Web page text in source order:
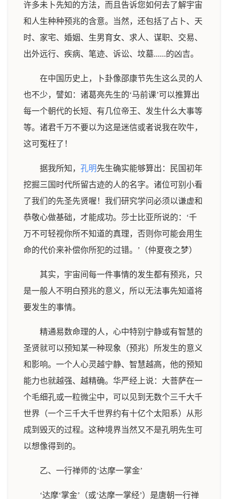
许多未卜先知的方法，而且告诉您如何去了解宇宙
和人生种种预兆的含意。当然，还包括了占卜、天
时、家宅、婚姻、生男育女、求人、谋职、交易、
出外远行、疾病、笔迹、诉讼、坟墓......的凶吉。
在中国历史上，卜卦像邵康节先生这么灵的人
也不少，譬如：诸葛亮先生的‘马前课’可以推算出
每一个朝代的长短、有几位帝王、发生什么大事等
等。诸君千万不要以为这是迷信或者说我在吹牛，
这可冤枉了！
据我所知， 孔明先生确实能够算出：民国初年
挖掘三国时代所留古迹的人的名字。诸位可别小看
了我们的先圣先贤喔！我们研究学问必须以谦虚和
恭敬心做基础，才能成功。莎士比亚所说的：‘千
万不可轻视你所不知道的真理，否则你可能会用生
命的代价来补偿你所犯的过错。’（仲夏夜之梦）
其实，宇宙间每一件事情的发生都有预兆，只
是一般人不明白预兆的意义，所以无法事先知道将
要发生的事情。
精通易数命理的人，心中特别宁静或有智慧的
圣贤就可以预知某一种现象（预兆）所发生的意义
和影响。一个人心灵越宁静、智慧越高，他的预知
能力也就越强、越精确。华严经上说：大菩萨在一
个毛细孔或一粒微尘中，可以见到无数个三千大千
世界（一个三千大千世界约有十亿个太阳系）从形
成到毁灭的过程。这种境界当然又不是孔明先生可
以想像得到的。
乙、一行禅师的‘达摩一掌金’
‘达摩‘掌金’（或‘达摩一掌经’）是唐朝一行禅